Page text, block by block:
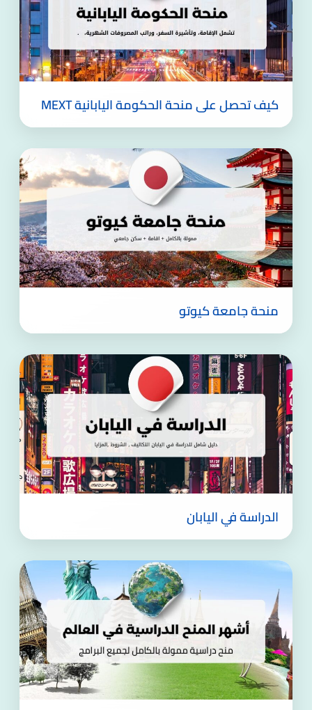
كيف تحصل على منحة الحكومة اليابانية MEXT
منحة جامعة كيوتو
الدراسة في اليابان